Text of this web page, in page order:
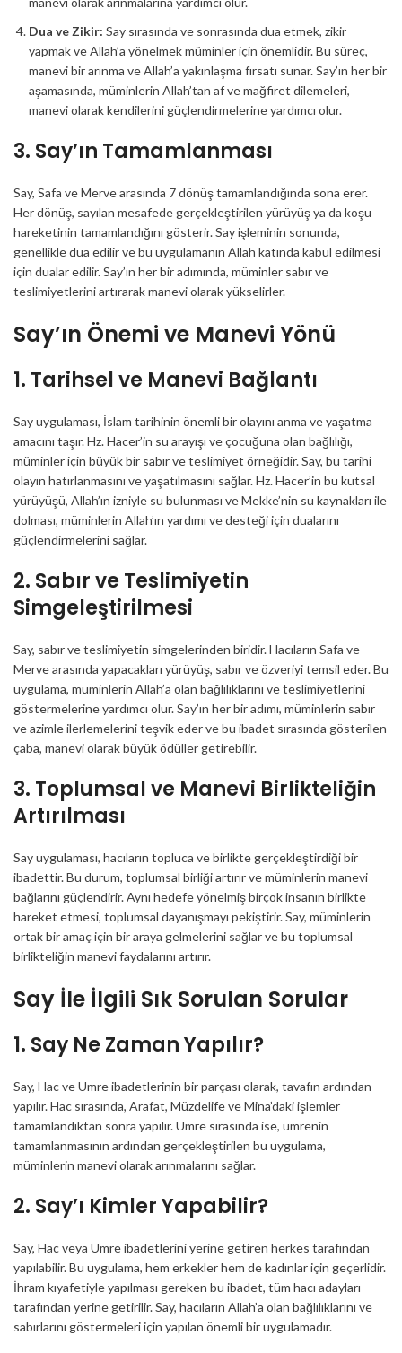
Dua ve Zikir: Say sırasında ve sonrasında dua etmek, zikir
yapmak ve Allah’a yönelmek müminler için önemlidir. Bu süreç,
manevi bir arınma ve Allah’a yakınlaşma fırsatı sunar. Say’ın her bir
aşamasında, müminlerin Allah’tan af ve mağfiret dilemeleri,
manevi olarak kendilerini güçlendirmelerine yardımcı olur.
3. Say’ın Tamamlanması
Say, Safa ve Merve arasında 7 dönüş tamamlandığında sona erer.
Her dönüş, sayılan mesafede gerçekleştirilen yürüyüş ya da koşu
hareketinin tamamlandığını gösterir. Say işleminin sonunda,
genellikle dua edilir ve bu uygulamanın Allah katında kabul edilmesi
için dualar edilir. Say’ın her bir adımında, müminler sabır ve
teslimiyetlerini artırarak manevi olarak yükselirler.
Say’ın Önemi ve Manevi Yönü
1. Tarihsel ve Manevi Bağlantı
Say uygulaması, İslam tarihinin önemli bir olayını anma ve yaşatma
amacını taşır. Hz. Hacer’in su arayışı ve çocuğuna olan bağlılığı,
müminler için büyük bir sabır ve teslimiyet örneğidir. Say, bu tarihi
olayın hatırlanmasını ve yaşatılmasını sağlar. Hz. Hacer’in bu kutsal
yürüyüşü, Allah’ın izniyle su bulunması ve Mekke’nin su kaynakları ile
dolması, müminlerin Allah’ın yardımı ve desteği için dualarını
güçlendirmelerini sağlar.
2. Sabır ve Teslimiyetin
Simgeleştirilmesi
Say, sabır ve teslimiyetin simgelerinden biridir. Hacıların Safa ve
Merve arasında yapacakları yürüyüş, sabır ve özveriyi temsil eder. Bu
uygulama, müminlerin Allah’a olan bağlılıklarını ve teslimiyetlerini
göstermelerine yardımcı olur. Say’ın her bir adımı, müminlerin sabır
ve azimle ilerlemelerini teşvik eder ve bu ibadet sırasında gösterilen
çaba, manevi olarak büyük ödüller getirebilir.
3. Toplumsal ve Manevi Birlikteliğin
Artırılması
Say uygulaması, hacıların topluca ve birlikte gerçekleştirdiği bir
ibadettir. Bu durum, toplumsal birliği artırır ve müminlerin manevi
bağlarını güçlendirir. Aynı hedefe yönelmiş birçok insanın birlikte
hareket etmesi, toplumsal dayanışmayı pekiştirir. Say, müminlerin
ortak bir amaç için bir araya gelmelerini sağlar ve bu toplumsal
birlikteliğin manevi faydalarını artırır.
Say İle İlgili Sık Sorulan Sorular
1. Say Ne Zaman Yapılır?
Say, Hac ve Umre ibadetlerinin bir parçası olarak, tavafın ardından
yapılır. Hac sırasında, Arafat, Müzdelife ve Mina’daki işlemler
tamamlandıktan sonra yapılır. Umre sırasında ise, umrenin
tamamlanmasının ardından gerçekleştirilen bu uygulama,
müminlerin manevi olarak arınmalarını sağlar.
2. Say’ı Kimler Yapabilir?
Say, Hac veya Umre ibadetlerini yerine getiren herkes tarafından
yapılabilir. Bu uygulama, hem erkekler hem de kadınlar için geçerlidir.
İhram kıyafetiyle yapılması gereken bu ibadet, tüm hacı adayları
tarafından yerine getirilir. Say, hacıların Allah’a olan bağlılıklarını ve
sabırlarını göstermeleri için yapılan önemli bir uygulamadır.